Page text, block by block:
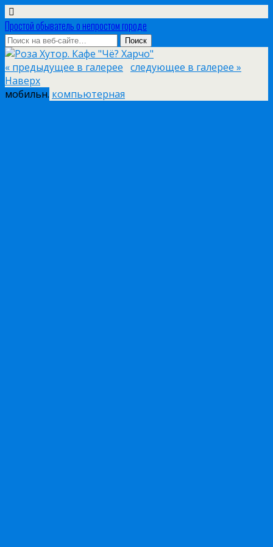
Простой обыватель о непростом городе
« предыдущее в галерее следующее в галерее »
Наверх
мобильн. компьютерная